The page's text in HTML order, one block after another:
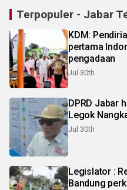
Terpopuler - Jabar
KDM:
pertama
pengadaan
Jul 30th
DPRD Jabar
Legok
Jul 30th
Legislator : Rekonstruksi Jalan Soreang-
Bandung